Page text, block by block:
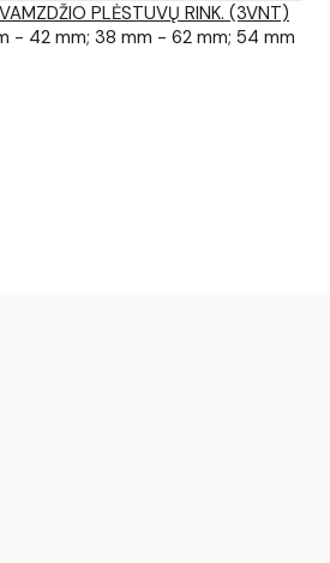
PLĖSTUVŲ RINK. (3VNT)
- 42 mm; 38 mm - 62 mm; 54 mm